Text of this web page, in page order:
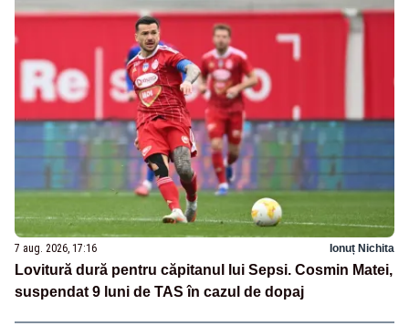
7 aug. 2026, 17:16 Ionuț Nichita
Lovitură dură pentru căpitanul lui Sepsi. Cosmin Matei,
suspendat 9 luni de TAS în cazul de dopaj